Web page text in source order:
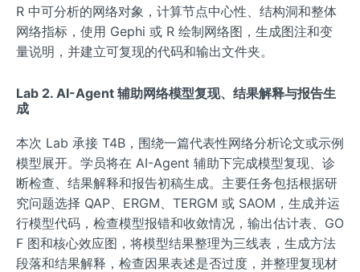
R 中可分析的网络对象，计算节点中心性、结构洞和整体
网络指标，使用 Gephi 或 R 绘制网络图，生成图注和变
量说明，并建立可复现的代码和输出文件夹。
Lab 2. AI-Agent 辅助网络模型复现、结果解释与报告生
成
本次 Lab 承接 T4B，围绕一篇代表性网络分析论文或示例
模型展开。学员将在 AI-Agent 辅助下完成模型复现、诊
断检查、结果解释和报告初稿生成。主要任务包括根据研
究问题选择 QAP、ERGM、TERGM 或 SAOM，生成并运
行模型代码，检查模型报错和收敛情况，输出估计表、GO
F 图和核心效应图，将模型结果整理为三线表，生成方法
段落和结果解释，检查因果表述是否过度，并整理复现材